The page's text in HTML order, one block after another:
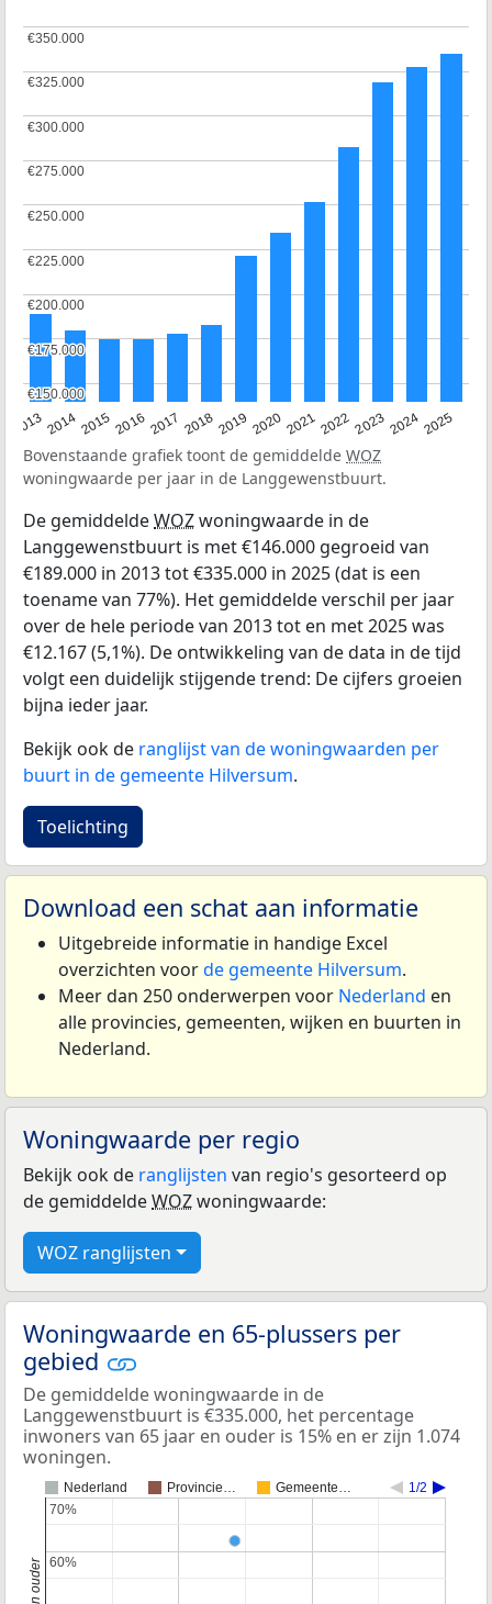
20132014201520162017 20182019 202020212022202320242025
€150.000
€150.000
€175.000
€175.000
€200.000
€200.000
€225.000
€225.000
€250.000
€250.000
€275.000
€275.000
€300.000
€300.000
€325.000
€325.000
€350.000
€350.000
Bovenstaande grafiek toont de gemiddelde WOZ
woningwaarde per jaar in de Langgewenstbuurt.
De gemiddeldeWOZwoningwaarde in de
Langgewenstbuurt is met €146.000 gegroeid van
€189.000 in 2013 tot €335.000 in 2025 (dat is een
toename van 77%). Het gemiddelde verschil per jaar
over de hele periode van 2013 tot en met 2025 was
€12.167 (5,1%). De ontwikkeling van de data in de tijd
volgt een duidelijk stijgende trend: De cijfers groeien
bijna ieder jaar.
Bekijk ook de ranglijst van de woningwaarden per
buurt in de gemeente Hilversum.
Toelichting
Download een schat aan informatie
Uitgebreide informatie in handige Excel
overzichten voorde gemeente Hilversum.
Meer dan 250 onderwerpen voor Nederland en
alle provincies, gemeenten, wijken en buurten in
Nederland.
Woningwaarde per regio
Bekijk ook de ranglijsten van regio's gesorteerd op
de gemiddeldeWOZwoningwaarde:
WOZ ranglijsten
Woningwaarde en 65-plussers per
gebied
De gemiddelde woningwaarde in de
Langgewenstbuurt is €335.000, het percentage
inwoners van 65 jaar en ouder is 15% en er zijn 1.074
woningen.
Nederland Provincie… Gemeente… 1/2
60%
60%
70%
70%